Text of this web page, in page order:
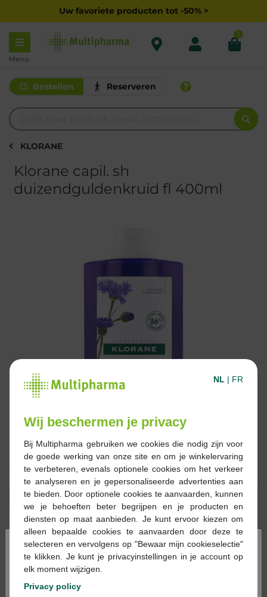
Uw favoriete producten tot -50% >
Menu
0
Bestellen Reserveren
KLORANE
Klorane capil. sh
duizendguldenkruid fl 400ml
€ 17,90
Bestellen Reserveren
Op voorraad online
- +
Max. aantal = 12
×
NL | FR
Wij beschermen je privacy
Bij Multipharma gebruiken we cookies die nodig zijn voor
de goede werking van onze site en om je winkelervaring
te verbeteren, evenals optionele cookies om het verkeer
te analyseren en je gepersonaliseerde advertenties aan
te bieden. Door optionele cookies te aanvaarden, kunnen
we je behoeften beter begrijpen en je producten en
diensten op maat aanbieden. Je kunt ervoor kiezen om
alleen bepaalde cookies te aanvaarden door deze te
selecteren en vervolgens op "Bewaar mijn cookieselectie"
te klikken. Je kunt je privacyinstellingen in je account op
elk moment wijzigen.
Privacy policy